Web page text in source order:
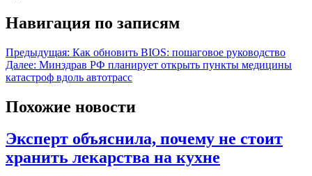
Навигация по записям
Предыдущая: Как обновить BIOS: пошаговое руководство
Далее: Минздрав РФ планирует открыть пункты медицины
катастроф вдоль автотрасс
Похожие новости
Эксперт объяснила, почему не стоит
хранить лекарства на кухне